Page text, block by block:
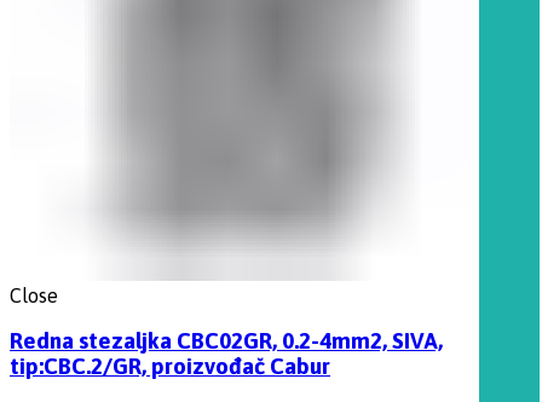
Close
Redna stezaljka CBC02GR, 0.2-4mm2, SIVA,
tip:CBC.2/GR, proizvođač Cabur